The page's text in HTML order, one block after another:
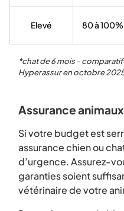
Elevé 80 à 100%
*chat de 6 mois -
Hyperassur en octobre
Assurance
Si votre budget est
assurance chien ou
d’urgence. Assurez-
garanties soient
vétérinaire de votre